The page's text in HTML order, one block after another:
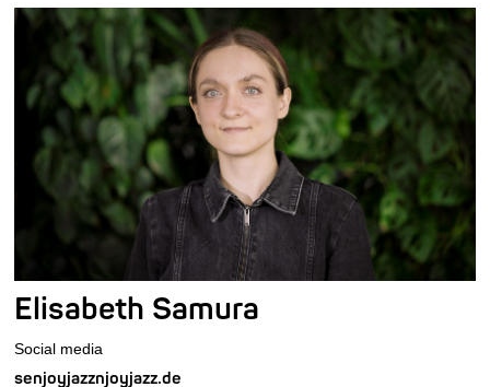
Elisabeth Samura
Social media
senjoyjazznjoyjazz.de